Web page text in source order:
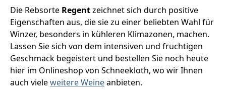
Die Rebsorte Regentzeichnet sich durch positive
Eigenschaften aus, die sie zu einer beliebten Wahl für
Winzer, besonders in kühleren Klimazonen, machen.
Lassen Sie sich von dem intensiven und fruchtigen
Geschmack begeistert und bestellen Sie noch heute
hier im Onlineshop von Schneekloth, wo wir Ihnen
auch vieleweitere Weineanbieten.